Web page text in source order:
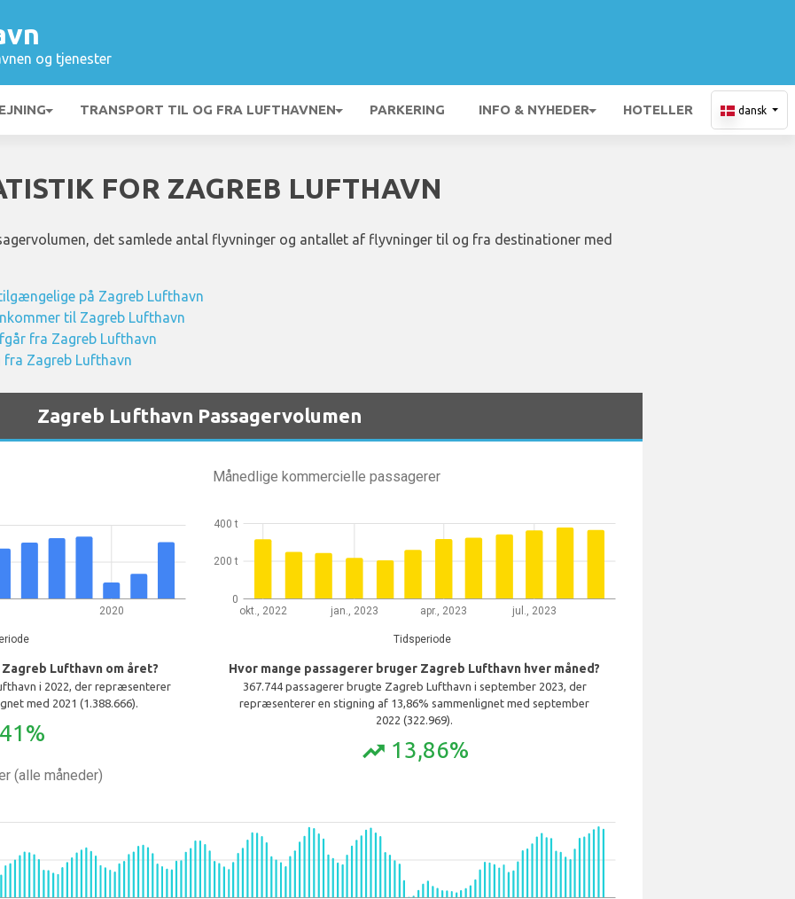
og tjenester
TRANSPORT TIL OG FRA LUFTHAVNEN PARKERING INFO & NYHEDER HOTELLER dansk
FOR ZAGREB LUFTHAVN
det samlede antal flyvninger og antallet af flyvninger til og fra destinationer med
på Zagreb Lufthavn
til Zagreb Lufthavn
fra Zagreb Lufthavn
Zagreb Lufthavn
Zagreb Lufthavn Passagervolumen
2020
Lufthavn om året?
i 2022, der repræsenterer
med 2021 (1.388.666).
Månedlige kommercielle passagerer
okt., 2022 jan., 2023 apr., 2023 jul., 2023
Tidsperiode
0
200 t
400 t
Hvor mange passagerer bruger Zagreb Lufthavn hver måned?
367.744 passagerer brugte Zagreb Lufthavn i september 2023, der
repræsenterer en stigning af 13,86% sammenlignet med september
2022 (322.969).
trending_up 13,86%
(alle måneder)